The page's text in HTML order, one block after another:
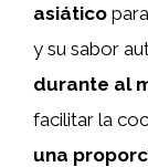
asiático
y su sabor
durante al
facilitar la
una